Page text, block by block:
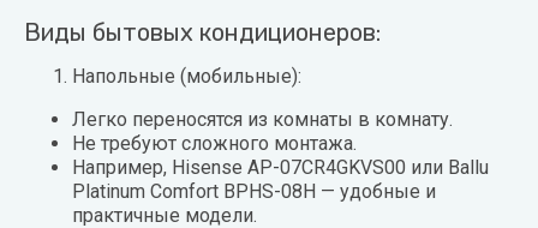
Виды бытовых кондиционеров:
Напольные (мобильные):
Легко переносятся из комнаты в комнату.
Не требуют сложного монтажа.
Например, Hisense AP-07CR4GKVS00 или Ballu
Platinum Comfort BPHS-08H — удобные и
практичные модели.